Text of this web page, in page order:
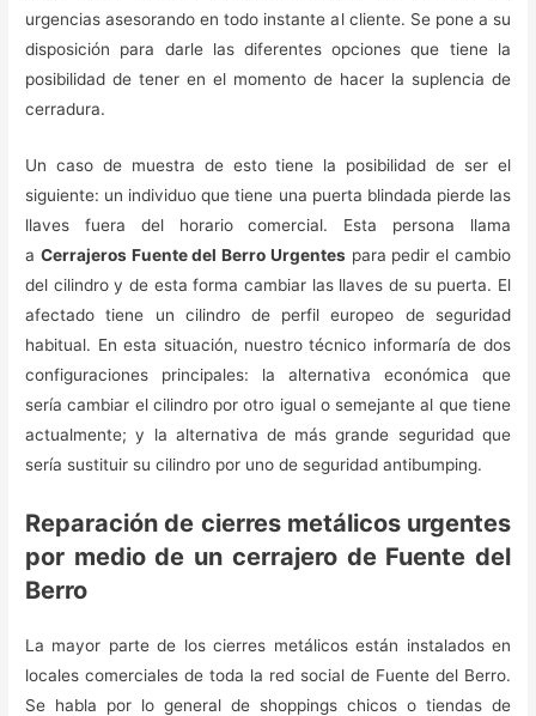
urgencias asesorando en todo instante al cliente. Se pone a su
disposición para darle las diferentes opciones que tiene la
posibilidad de tener en el momento de hacer la suplencia de
cerradura.
Un caso de muestra de esto tiene la posibilidad de ser el
siguiente: un individuo que tiene una puerta blindada pierde las
llaves fuera del horario comercial. Esta persona llama
a Cerrajeros Fuente del Berro Urgentespara pedir el cambio
del cilindro y de esta forma cambiar las llaves de su puerta. El
afectado tiene un cilindro de perfil europeo de seguridad
habitual. En esta situación, nuestro técnico informaría de dos
configuraciones principales: la alternativa económica que
sería cambiar el cilindro por otro igual o semejante al que tiene
actualmente; y la alternativa de más grande seguridad que
sería sustituir su cilindro por uno de seguridad antibumping.
Reparación de cierres metálicos urgentes
por medio de un cerrajero de Fuente del
Berro
La mayor parte de los cierres metálicos están instalados en
locales comerciales de toda la red social de Fuente del Berro.
Se habla por lo general de shoppings chicos o tiendas de